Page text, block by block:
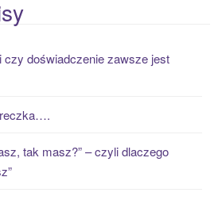
czy doświadczenie zawsze jest
tak masz?” – czyli dlaczego